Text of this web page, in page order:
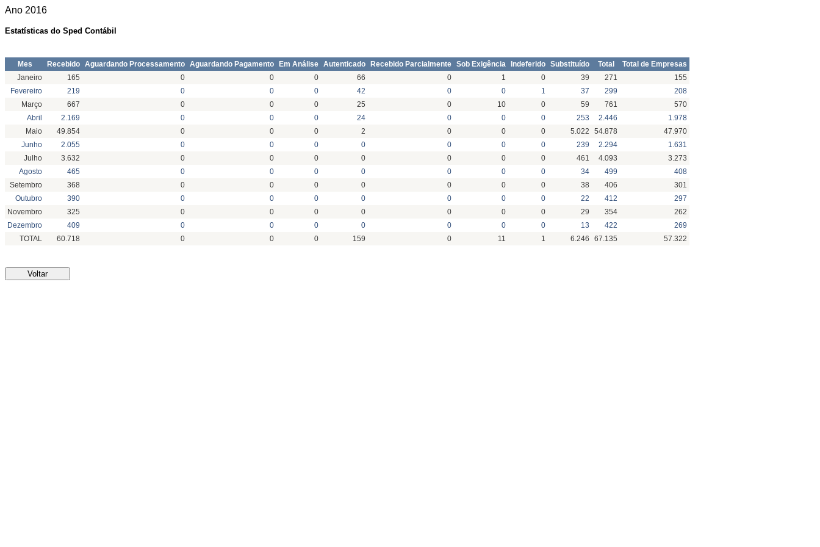
Ano 2016
Estatísticas do Sped Contábil
Mes Recebido Aguardando Processamento Aguardando Pagamento Em Análise Autenticado Recebido Parcialmente Sob Exigência Indeferido Substituído Total
Total de Empresas
Janeiro
165 0 0 0 66 0 1 0 39 271
155
Fevereiro
219 0 0 0 42 0 0 1 37 299
208
Março
667 0 0 0 25 0 10 0 59 761
570
Abril
2.169 0 0 0 24 0 0 0 253 2.446
1.978
Maio
49.854 0 0 0 2 0 0 0 5.022 54.878
47.970
Junho
2.055 0 0 0 0 0 0 0 239 2.294
1.631
Julho
3.632 0 0 0 0 0 0 0 461 4.093
3.273
Agosto
465 0 0 0 0 0 0 0 34 499
408
Setembro
368 0 0 0 0 0 0 0 38 406
301
Outubro
390 0 0 0 0 0 0 0 22 412
297
Novembro
325 0 0 0 0 0 0 0 29 354
262
Dezembro
409 0 0 0 0 0 0 0 13 422
269
TOTAL
60.718 0 0 0 159 0 11 1 6.246 67.135 57.322